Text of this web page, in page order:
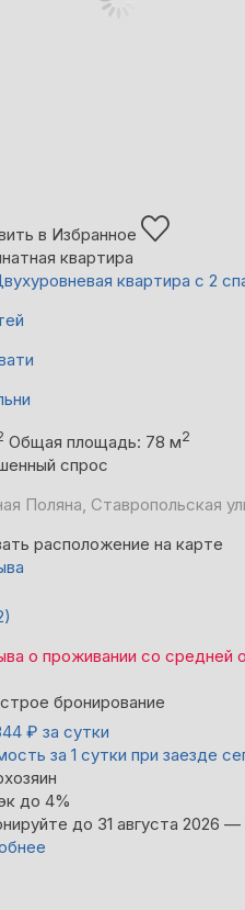
в Избранное
квартира
квартира с 2
Общая площадь: 78 м2
спрос
Поляна, Ставропольская
расположение на карте
о проживании со средней
бронирование
₽ за сутки
за 1 сутки при заезде
до 4%
до 31 августа 2026